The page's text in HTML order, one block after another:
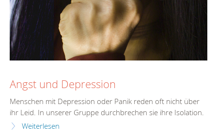
Angst und Depression
Menschen mit Depression oder Panik reden oft nicht über
ihr Leid. In unserer Gruppe durchbrechen sie ihre Isolation.
Weiterlesen